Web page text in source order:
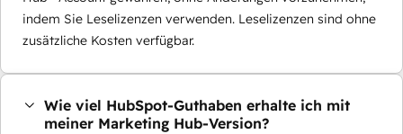
indem Sie Leselizenzen verwenden. Leselizenzen sind ohne
zusätzliche Kosten verfügbar.
Wie viel HubSpot-Guthaben erhalte ich mit
meiner Marketing Hub-Version?